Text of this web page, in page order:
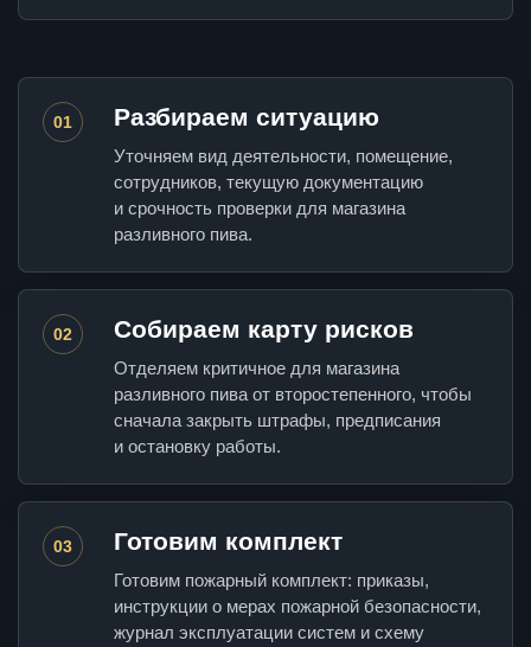
01 Разбираем ситуацию
Уточняем вид деятельности, помещение,
сотрудников, текущую документацию
и срочность проверки для магазина
разливного пива.
02 Собираем карту рисков
Отделяем критичное для магазина
разливного пива от второстепенного, чтобы
сначала закрыть штрафы, предписания
и остановку работы.
03 Готовим комплект
Готовим пожарный комплект: приказы,
инструкции о мерах пожарной безопасности,
журнал эксплуатации систем и схему